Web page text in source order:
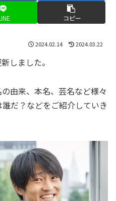
コピー
2024.02.14 2024.03.22
しました。
の由来、本名、芸名など様々
だ？などをご紹介していき